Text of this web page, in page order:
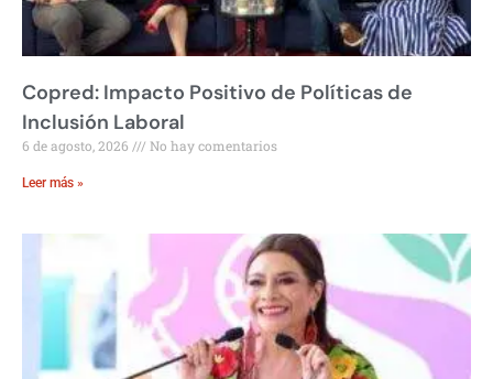
Copred: Impacto Positivo de Políticas de
Inclusión Laboral
6 de agosto, 2026 No hay comentarios
Leer más »